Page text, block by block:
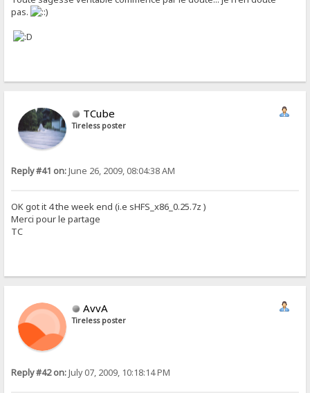
pas.
TCube
Tireless poster
Reply #41 on:June 26, 2009, 08:04:38 AM
OK got it 4 the week end (i.e sHFS_x86_0.25.7z )
Merci pour le partage
TC
AvvA
Tireless poster
Reply #42 on:July 07, 2009, 10:18:14 PM